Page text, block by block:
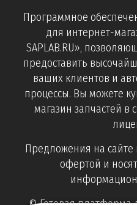
Программное
для интернет-
SAPLAB.RU»,
предоставить
ваших клиентов и
процессы. Вы можете
магазин запчастей в
Предложения на
офертой и